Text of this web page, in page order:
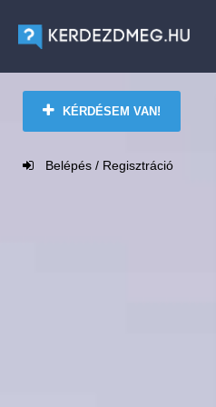
KÉRDÉSEM VAN!
Belépés / Regisztráció